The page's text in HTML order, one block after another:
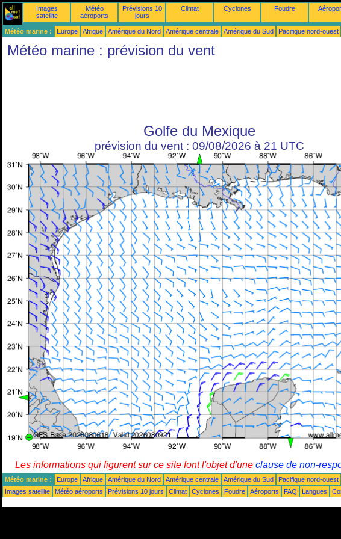
Images
satellite
Météo
aéroports
Prévisions 10
jours
Climat Cyclones Foudre
Météo marine : Europe Afrique Amérique du Nord Amérique centrale Amérique du Sud Pacifique nord-ouest
Météo marine : prévision du vent
Golfe du Mexique
prévision du vent : 09/08/2026 à 21 UTC
Les informations qui figurent sur ce site font l'objet d'une clause de non-
Météo marine : Europe Afrique Amérique du Nord Amérique centrale Amérique du Sud Pacifique nord-ouest
Images satellite
Météo aéroports Prévisions 10 jours Climat Cyclones Foudre Aéroports FAQ Langues